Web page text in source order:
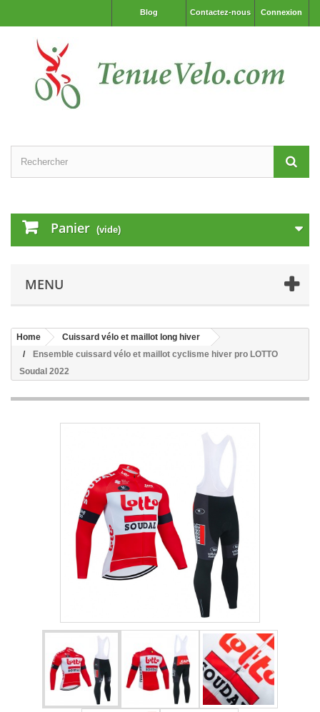
Connexion
Contactez-nous
Blog
Panier (vide)
MENU
Home
Cuissard vélo et maillot long hiver
Ensemble cuissard vélo et maillot cyclisme hiver pro LOTTO
Soudal 2022